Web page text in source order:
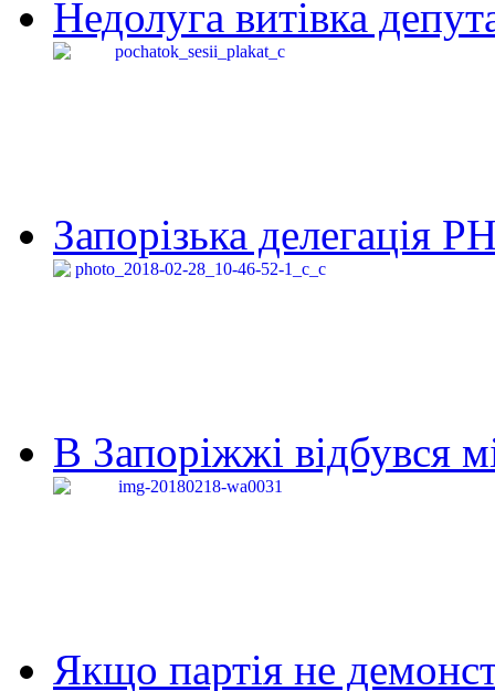
Недолуга витівка
Запорізька делегація
В Запоріжжі відбувся
Якщо партія не